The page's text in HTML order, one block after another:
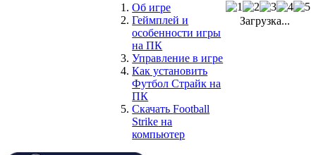
Загрузка...
Об игре
Геймплей и
особенности игры
на ПК
Управление в игре
Как установить
Футбол Страйк на
ПК
СкачатьFootball
Strike на
компьютер